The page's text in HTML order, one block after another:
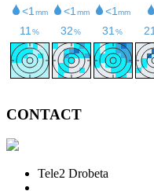
CONTACT
Tele2 Drobeta